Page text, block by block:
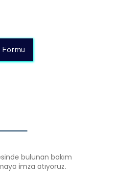
bulunan bakım
imza atıyoruz.